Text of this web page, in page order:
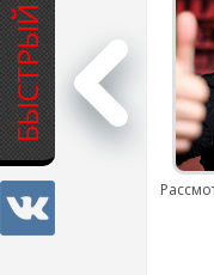
смены шин на
подробнее...